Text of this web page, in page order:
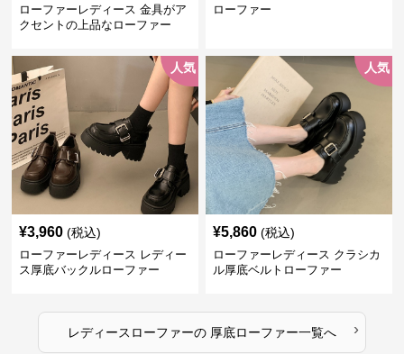
ローファーレディース 金具がア
クセントの上品なローファー
ローファー
人気
¥3,960 (税込)
ローファーレディース レディー
ス厚底バックルローファー
人気
¥5,860 (税込)
ローファーレディース クラシカ
ル厚底ベルトローファー
レディースローファーの厚底ローファー一覧へ ›